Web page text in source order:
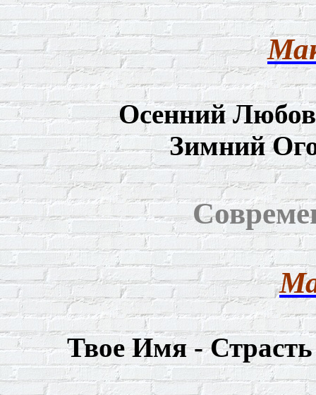
Осенний
Зимний
Твое Имя -